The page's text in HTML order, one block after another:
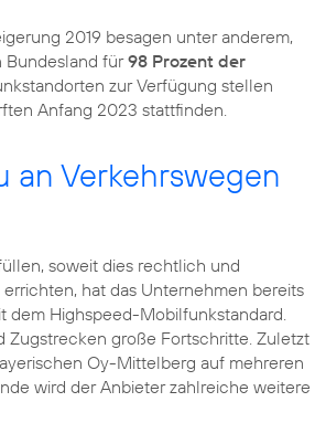
2019 besagen unter anderem,
Bundesland für98 Prozent der
zur Verfügung stellen
Anfang 2023 stattfinden.
an Verkehrswegen
soweit dies rechtlich und
errichten, hat das Unternehmen bereits
dem Highspeed-Mobilfunkstandard.
Zugstrecken große Fortschritte. Zuletzt
Oy-Mittelberg auf mehreren
wird der Anbieter zahlreiche weitere